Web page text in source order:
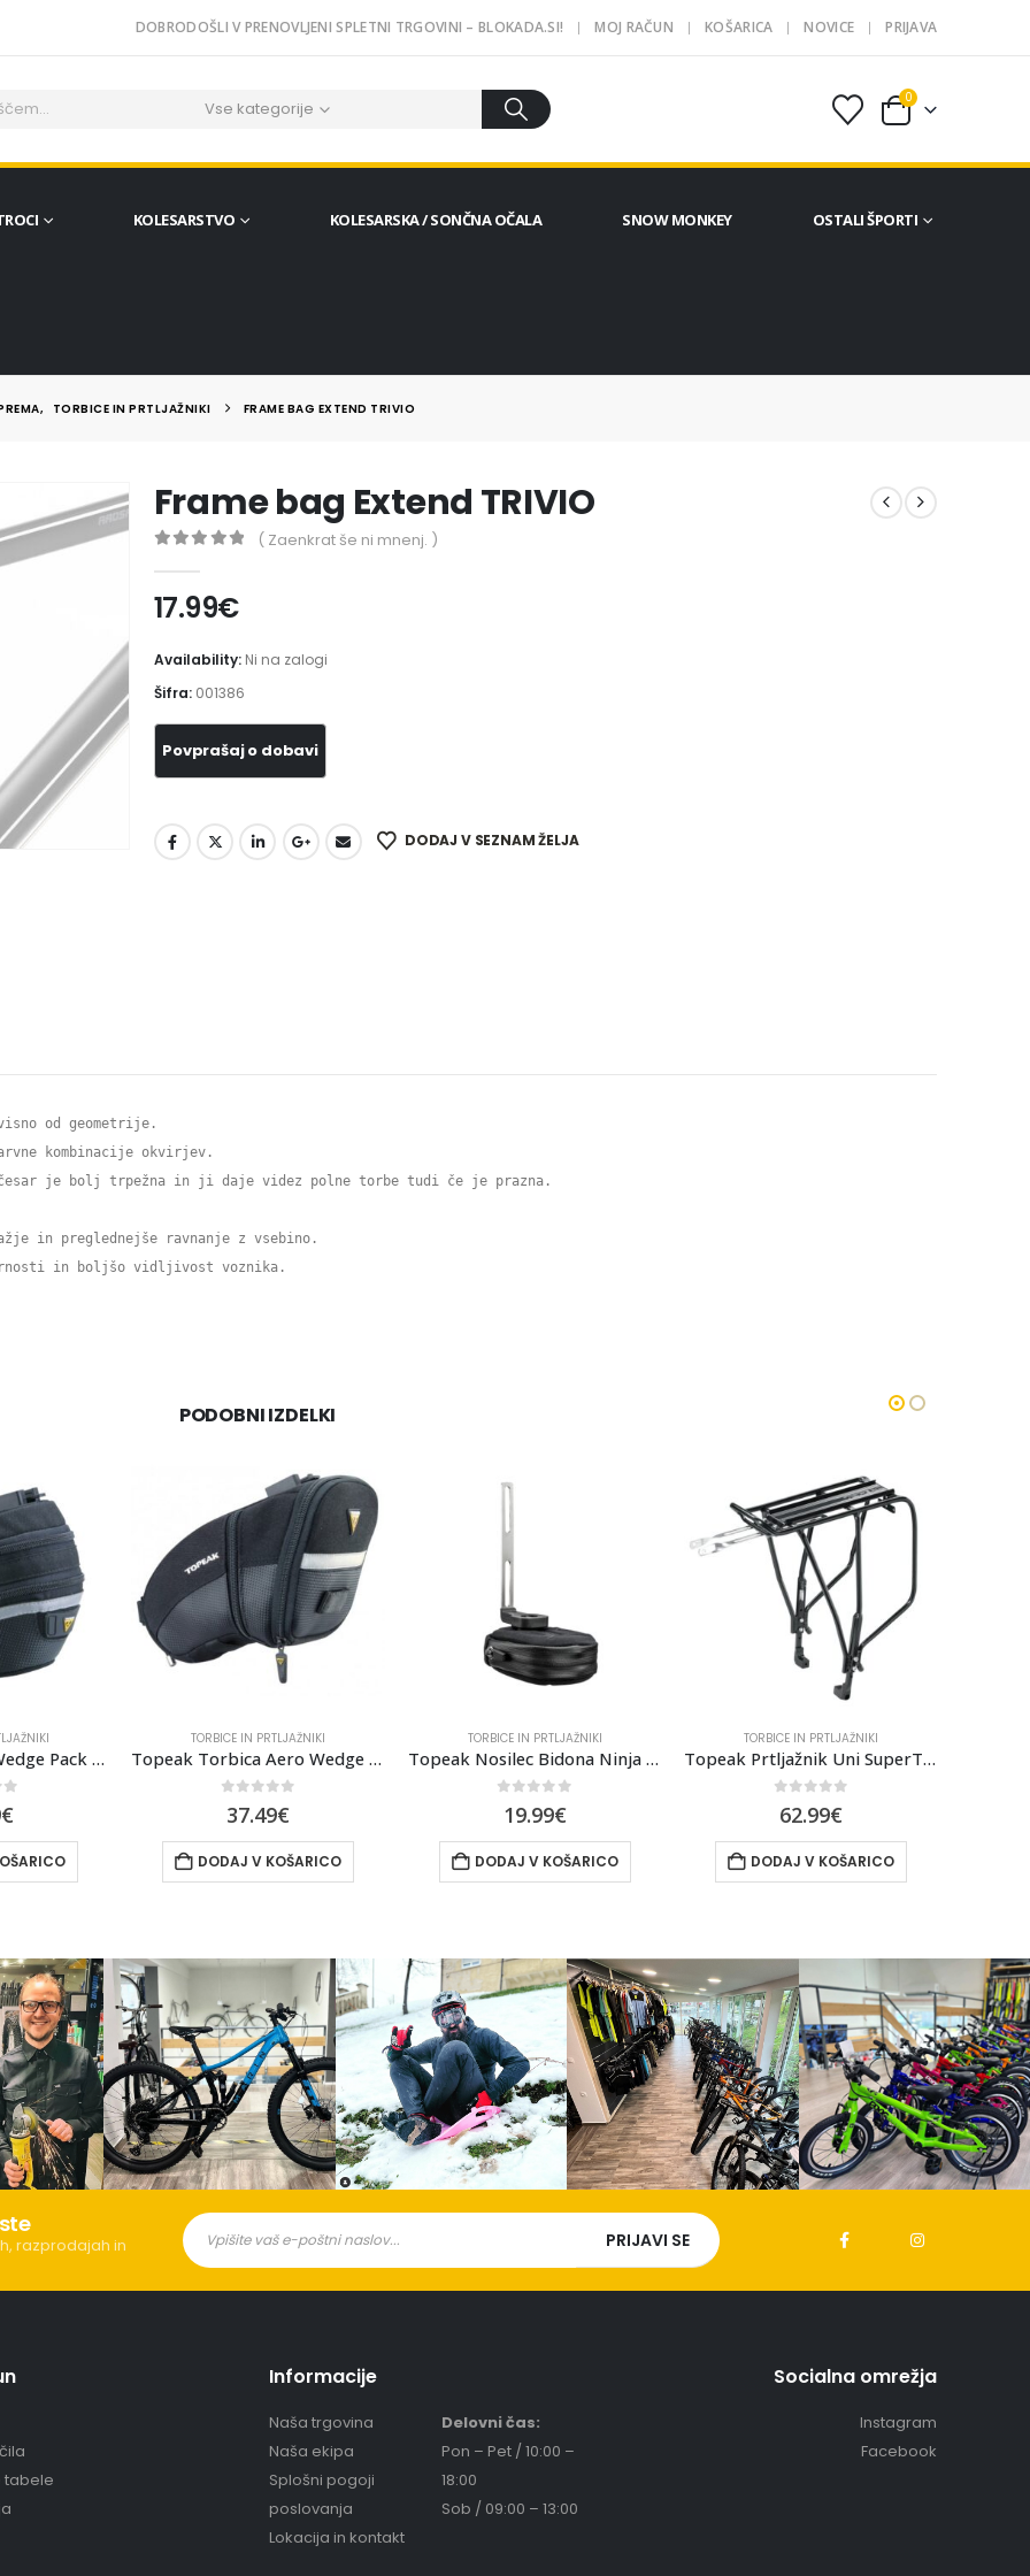
DOBRODOŠLI V PRENOVLJENI SPLETNI TRGOVINI – BLOKADA.SI! MOJ RAČUN KOŠARICA NOVICE PRIJAVA
Vse kategorije
0
KOLESARSTVO KOLESARSKA / SONČNA OČALA SNOW MONKEY OSTALI ŠPORTI
, TORBICE IN PRTLJAŽNIKI FRAME BAG EXTEND TRIVIO
Frame bag Extend TRIVIO
( Zaenkrat še ni mnenj. )
17.99€
Availability: Ni na zalogi
Šifra: 001386
DODAJ V SEZNAM ŽELJA
od geometrije.
kombinacije okvirjev.
je bolj trpežna in ji daje videz polne torbe tudi če je prazna.
in preglednejše ravnanje z vsebino.
in boljšo vidljivost voznika.
PODOBNI IZDELKI
Topeak Torbica Aero Wedge Pack Large
€
TORBICE IN PRTLJAŽNIKI
Topeak Nosilec Bidona Ninja Pouch Road
19.99€
DODAJ V KOŠARICO
TORBICE IN PRTLJAŽNIKI
Topeak Prtljažnik Uni SuperTourist Disc
62.99€
DODAJ V KOŠARICO
TORBICE IN PRTLJAŽNIKI
Topeak Torba Backloader 15L
91.99€ 79.99
DODAJ V KOŠARICO
razprodajah in
tabele
Informacije
Naša trgovina
Naša ekipa
Splošni pogoji
poslovanja
Lokacija in kontakt
Delovni čas:
Pon – Pet / 10:00 –
18:00
Sob / 09:00 – 13:00
Socialna omrežja
Instagram
Facebook